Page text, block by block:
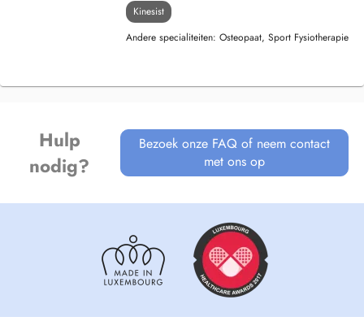
Kinesist
Andere specialiteiten: Osteopaat, Sport Fysiotherapie
Hulp
nodig?
Bezoek onze FAQ of neem contact
met ons op